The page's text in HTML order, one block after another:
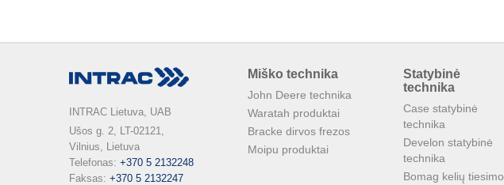
INTRAC Lietuva, UAB
Ušos g. 2, LT-02121,
Vilnius, Lietuva
Telefonas: +370 5 2132248
Faksas: +370 5 2132247
Miško technika
John Deere technika
Waratah produktai
Bracke dirvos frezos
Moipu produktai
Statybinė
technika
Case statybinė
technika
Develon statybinė
technika
Bomag kelių tiesimo